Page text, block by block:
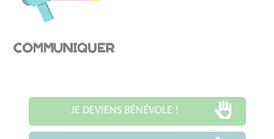
JE DEVIENS BÉNÉVOLE !